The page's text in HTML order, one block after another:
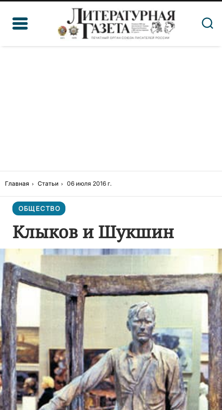
Главная Статьи 06 июля 2016 г.
ОБЩЕСТВО
Клыков и Шукшин